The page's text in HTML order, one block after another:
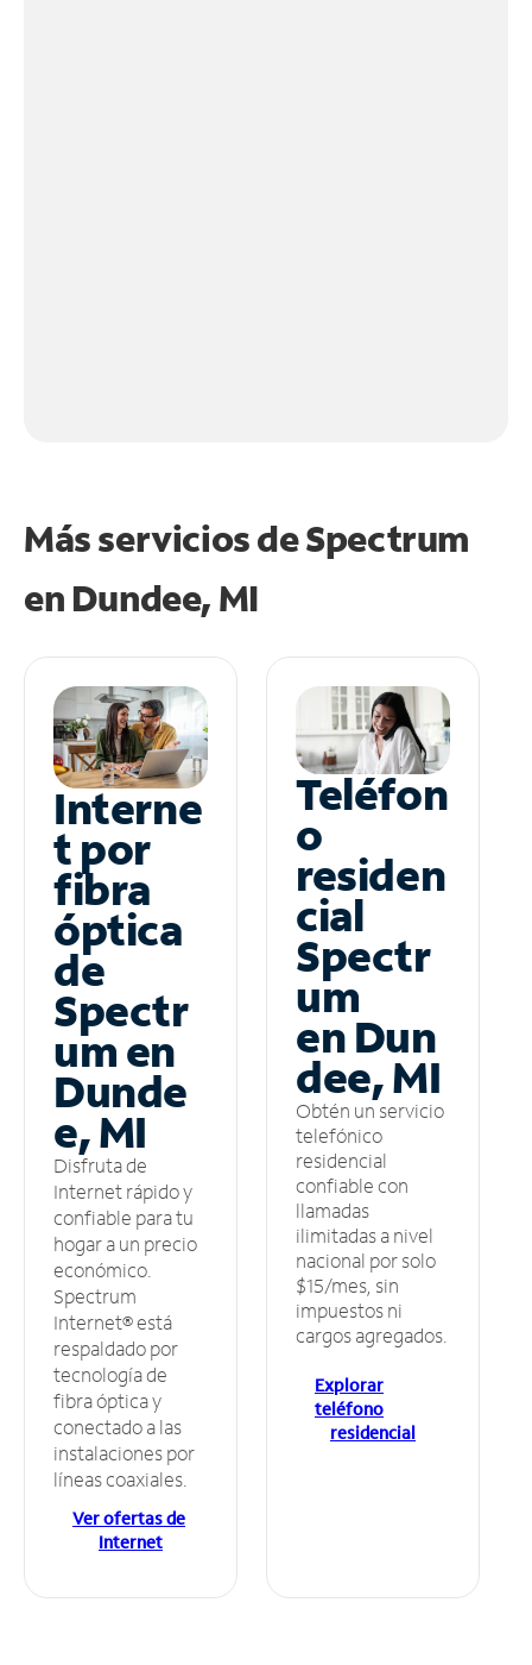
Más servicios de Spectrum
en Dundee, MI
Interne
t por
fibra
óptica
de
Spectr
um en
Dunde
e, MI
Disfruta de
Internet rápido y
confiable para tu
hogar a un precio
económico.
Spectrum
Internet® está
respaldado por
tecnología de
fibra óptica y
conectado a las
instalaciones por
líneas coaxiales.
Ver ofertas de
Internet
Teléfon
o
residen
cial
Spectr
um
en Dun
dee, MI
Obtén un servicio
telefónico
residencial
confiable con
llamadas
ilimitadas a nivel
nacional por solo
$15/mes, sin
impuestos ni
cargos agregados.
Explorar
teléfono
residencial